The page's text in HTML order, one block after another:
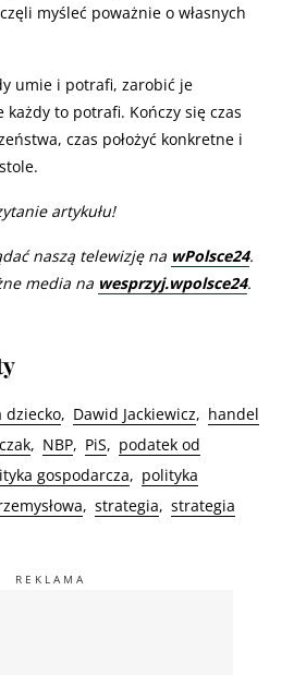
myśleć poważnie o własnych
umie i potrafi, zarobić je
to potrafi. Kończy się czas
czas położyć konkretne i
artykułu!
naszą telewizję na wPolsce24.
media na wesprzyj.wpolsce24.
dziecko Dawid Jackiewicz
handel
NBP PiS
podatek od
gospodarcza
polityka
strategia
strategia